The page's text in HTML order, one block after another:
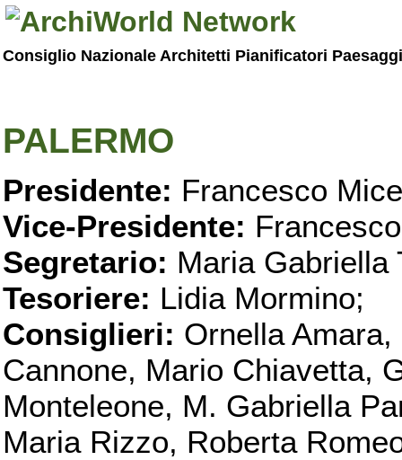
Consiglio Nazionale Architetti Pianificatori
PALERMO
Presidente: Francesco
Vice-Presidente:
Segretario: Maria Gabriella
Tesoriere: Lidia Mormino;
Consiglieri: Ornella
Cannone, Mario Chiavetta,
Monteleone, M. Gabriella
Maria Rizzo, Roberta